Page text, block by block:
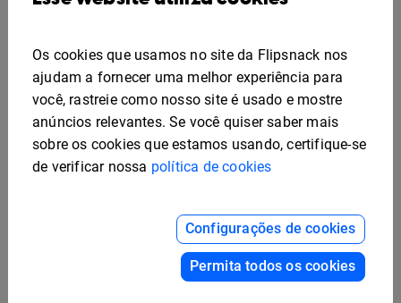
Programa de Teatro
Modelo Elegante de
Programa de Banquete
Os cookies que usamos no site da Flipsnack nos
ajudam a fornecer uma melhor experiência para
você, rastreie como nosso site é usado e mostre
anúncios relevantes. Se você quiser saber mais
sobre os cookies que estamos usando, certifique-se
de verificar nossa política de cookies
Configurações de cookies
Permita todos os cookies